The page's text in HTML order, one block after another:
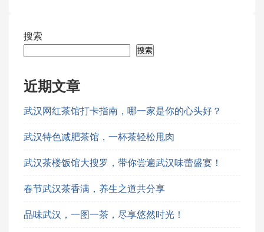
搜索
搜索
近期文章
武汉网红茶馆打卡指南，哪一家是你的心头好？
武汉特色减肥茶馆，一杯茶轻松甩肉
武汉茶楼饭馆大搜罗，带你尝遍武汉味蕾盛宴！
春节武汉茶香满，养生之道共分享
品味武汉，一图一茶，尽享悠然时光！